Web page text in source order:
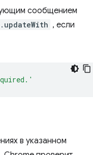
сообщением
, если
в указанном